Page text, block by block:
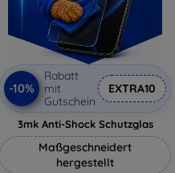
-10%
Rabatt
mit
Gutschein
EXTRA10
3mk Anti-Shock Schutzglas
Maßgeschneidert
hergestellt